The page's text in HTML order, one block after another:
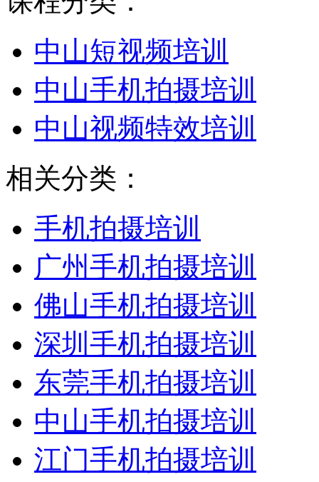
中山短视频培训
中山手机拍摄培训
中山视频特效培训
相关分类：
手机拍摄培训
广州手机拍摄培训
佛山手机拍摄培训
深圳手机拍摄培训
东莞手机拍摄培训
中山手机拍摄培训
江门手机拍摄培训